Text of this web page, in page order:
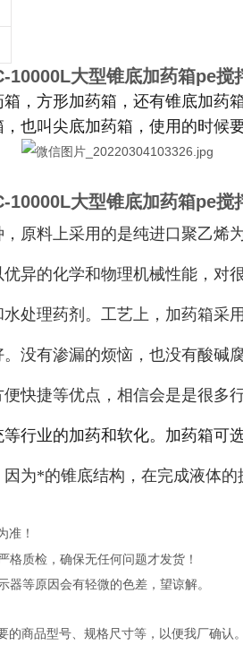
10000L大型锥底加药箱pe搅
，方形加药箱，还有锥底加药
也叫尖底加药箱，使用的时候
10000L大型锥底加药箱pe搅
原料上采用的是纯进口聚乙烯
异的化学和物理机械性能，对
处理药剂。工艺上，加药箱采
没有渗漏的烦恼，也没有酸碱
快捷等优点，相信会是是很多
行业的加药和软化。加药箱可
为*的锥底结构，在完成液体的
准！
格质检，确保无任何问题才发货！
器等原因会有轻微的色差，望谅解。
的商品型号、规格尺寸等，以便我厂确认。